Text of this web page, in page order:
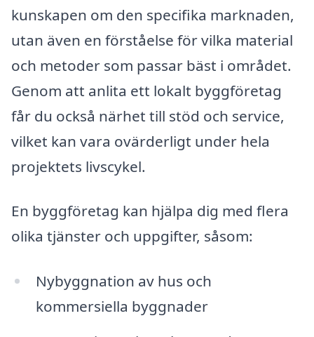
kunskapen om den specifika marknaden,
utan även en förståelse för vilka material
och metoder som passar bäst i området.
Genom att anlita ett lokalt byggföretag
får du också närhet till stöd och service,
vilket kan vara ovärderligt under hela
projektets livscykel.
En byggföretag kan hjälpa dig med flera
olika tjänster och uppgifter, såsom:
Nybyggnation av hus och
kommersiella byggnader